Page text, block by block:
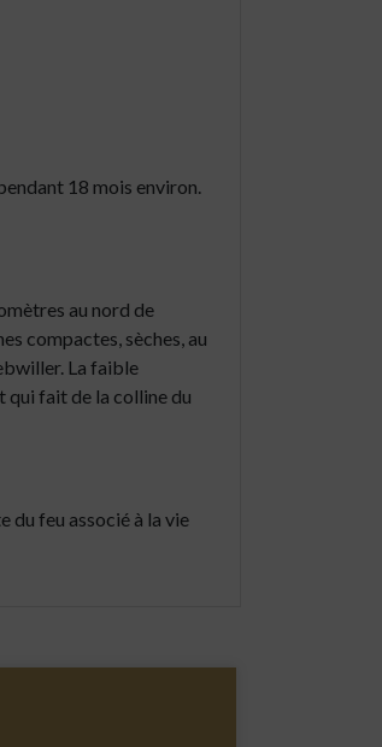
18 mois environ.
au nord de
compactes, sèches, au
La faible
qui fait de la colline du
du feu associé à la vie